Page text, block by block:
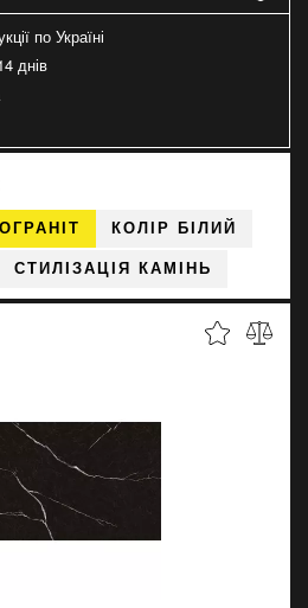
по Україні
днів
КОЛІР БІЛИЙ
СТИЛІЗАЦІЯ КАМІНЬ